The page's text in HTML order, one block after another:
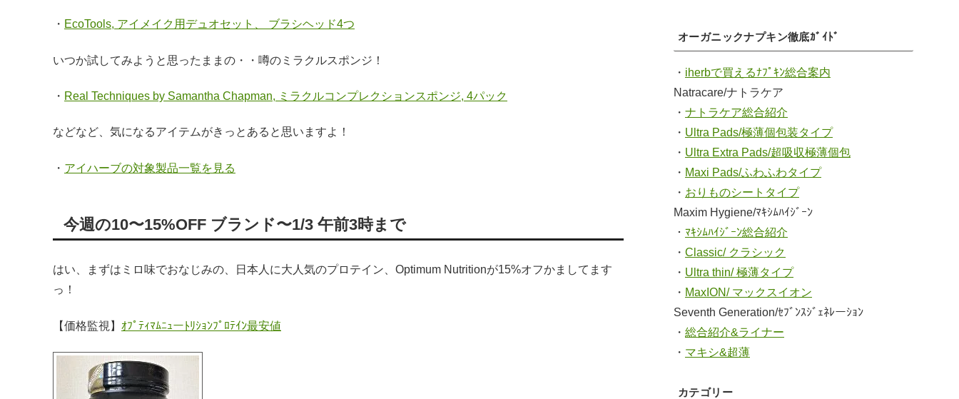
・ EcoTools, アイメイク用デュオセット、 ブラシヘッド4つ
いつか試してみようと思ったままの・・噂のミラクルスポンジ！
・ Real Techniques by Samantha Chapman, ミラクルコンプレクションスポンジ, 4パック
などなど、気になるアイテムがきっとあると思いますよ！
・ アイハーブの対象製品一覧を見る
今週の10〜15%OFF ブランド〜1/3 午前3時まで
はい、まずはミロ味でおなじみの、日本人に大人気のプロテイン、Optimum Nutritionが15%オフかましてます
っ！
【価格監視】 ｵﾌﾟﾃｨﾏﾑﾆｭーﾄﾘｼｮﾝﾌﾟﾛﾃｲﾝ最安値
オーガニックナプキン徹底ｶﾞｲﾄﾞ
・ iherbで買えるﾅﾌﾟｷﾝ総合案内
Natracare/ナトラケア
・ ナトラケア総合紹介
・ Ultra Pads/極薄個包装タイプ
・ Ultra Extra Pads/超吸収極薄個包
・ Maxi Pads/ふわふわタイプ
・ おりものシートタイプ
Maxim Hygiene/ﾏｷｼﾑﾊｲｼﾞｰﾝ
・ ﾏｷｼﾑﾊｲｼﾞｰﾝ総合紹介
・ Classic/ クラシック
・ Ultra thin/ 極薄タイプ
・ MaxION/ マックスイオン
Seventh Generation/ｾﾌﾞﾝｽｼﾞｪﾈﾚーｼｮﾝ
・ 総合紹介&ライナー
・ マキシ&超薄
カテゴリー